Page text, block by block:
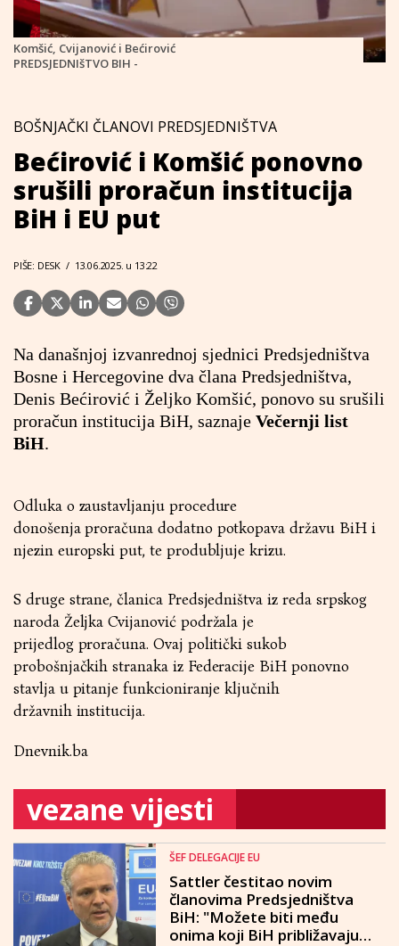
Komšić, Cvijanović i Bećirović
PREDSJEDNIšTVO BIH -
BOŠNJAČKI ČLANOVI PREDSJEDNIŠTVA
Bećirović i Komšić ponovno
srušili proračun institucija
BiH i EU put
PIŠE: DESK / 13.06.2025. u 13:22
Na današnjoj izvanrednoj sjednici Predsjedništva
Bosne i Hercegovine dva člana Predsjedništva,
Denis Bećirović i Željko Komšić, ponovo su srušili
proračun institucija BiH, saznaje Večernji list
BiH.
Odluka o zaustavljanju procedure
donošenja proračuna dodatno potkopava državu BiH i
njezin europski put, te produbljuje krizu.
S druge strane, članica Predsjedništva iz reda srpskog
naroda Željka Cvijanović podržala je
prijedlog proračuna. Ovaj politički sukob
probošnjačkih stranaka iz Federacije BiH ponovno
stavlja u pitanje funkcioniranje ključnih
državnih institucija.
Dnevnik.ba
vezane vijesti
ŠEF DELEGACIJE EU
Sattler čestitao novim
članovima Predsjedništva
BiH: "Možete biti među
onima koji BiH približavaju